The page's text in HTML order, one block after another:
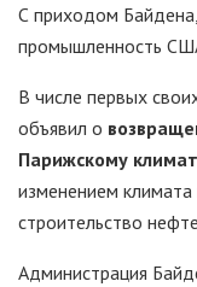
С приходом
промышленность
В числе первых
объявил о
Парижскому
изменением
строительство
Администрация